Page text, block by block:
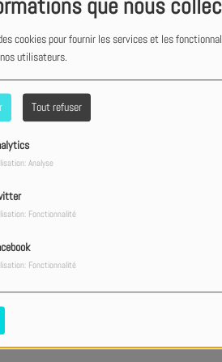
que nous
cookies pour fournir les services et les
utilisateurs.
Tout refuser
Analyse
Fonctionnalité
Fonctionnalité
02/03
du 16/02
02
! - Podcast du 05/01